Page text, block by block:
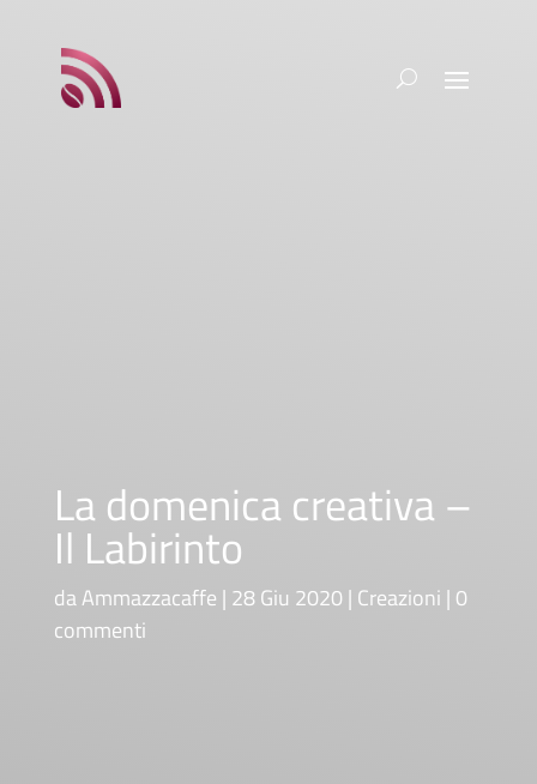
La domenica creativa –
Il Labirinto
daAmmazzacaffe 28 Giu 2020 Creazioni 0
commenti